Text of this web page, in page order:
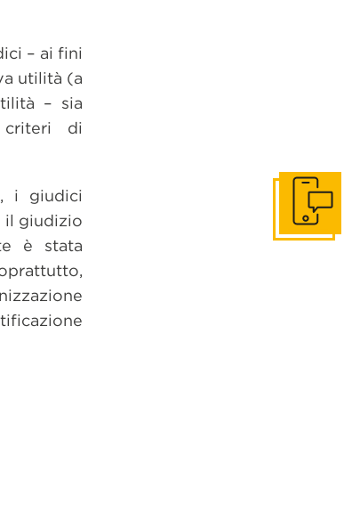
– ai fini
utilità (a
– sia
criteri di
i giudici
il giudizio
è stata
Get in